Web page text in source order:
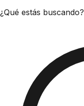
¿Qué estás buscando?